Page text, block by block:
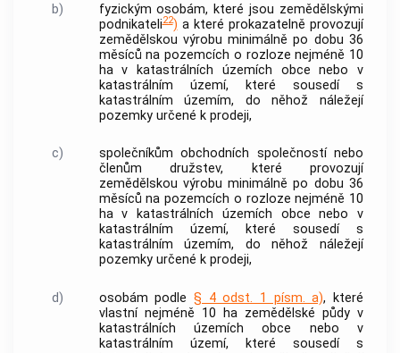
b)
fyzickým osobám, které jsou zemědělskými
podnikateli22) a které prokazatelně provozují
zemědělskou výrobu minimálně po dobu 36
měsíců na pozemcích o rozloze nejméně 10
ha v
katastrálních územích obce nebo v
katastrálním území, které sousedí s
katastrálním územím, do něhož náležejí
pozemky určené k prodeji,
c)
společníkům obchodních společností nebo
členům družstev, které provozují
zemědělskou výrobu minimálně po dobu 36
měsíců na pozemcích o rozloze nejméně 10
ha v
katastrálních územích obce nebo v
katastrálním území, které sousedí s
katastrálním územím, do něhož náležejí
pozemky určené k prodeji,
d) osobám podle § 4 odst. 1 písm. a), které
vlastní nejméně 10 ha zemědělské půdy v
katastrálních územích
obce nebo v
katastrálním území, které sousedí s